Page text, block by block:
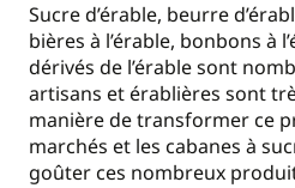
Sucre d’érable, beurre
bières à l’érable, bonbons à
dérivés de l’érable sont
artisans et érablières sont
manière de transformer ce
marchés et les cabanes à
goûter ces nombreux